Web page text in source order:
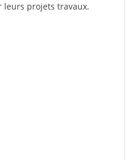
leurs projets travaux.